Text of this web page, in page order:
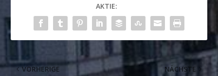
AKTIE:
VORHERIGE NÄCHSTE